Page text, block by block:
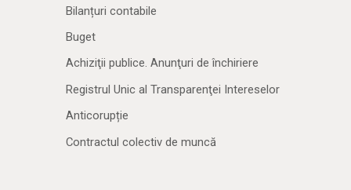
Bilanțuri contabile
Buget
Achiziţii publice. Anunţuri de închiriere
Registrul Unic al Transparenţei Intereselor
Anticorupție
Contractul colectiv de muncă